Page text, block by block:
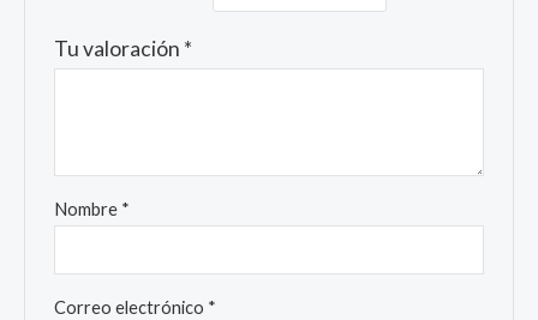
Tu valoración *
Nombre *
Correo electrónico *